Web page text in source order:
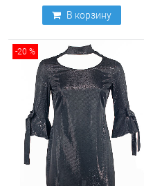
В корзину
-20 %